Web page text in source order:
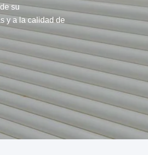
su
y a la calidad de